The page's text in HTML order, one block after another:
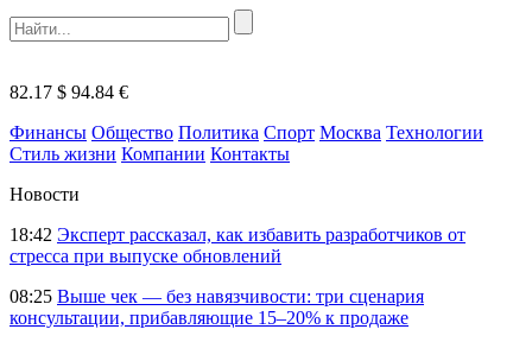
82.17 $ 94.84 €
Финансы Общество Политика Спорт Москва Технологии
Стиль жизни Компании Контакты
Новости
18:42 Эксперт рассказал, как избавить разработчиков от
стресса при выпуске обновлений
08:25 Выше чек — без навязчивости: три сценария
консультации, прибавляющие 15–20% к продаже